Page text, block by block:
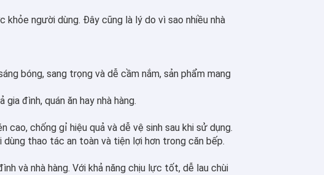
người dùng. Đây cũng là lý do vì sao nhiều nhà
bóng, sang trọng và dễ cầm nắm, sản phẩm mang
đình, quán ăn hay nhà hàng.
chống gỉ hiệu quả và dễ vệ sinh sau khi sử dụng.
thao tác an toàn và tiện lợi hơn trong căn bếp.
và nhà hàng. Với khả năng chịu lực tốt, dễ lau chùi